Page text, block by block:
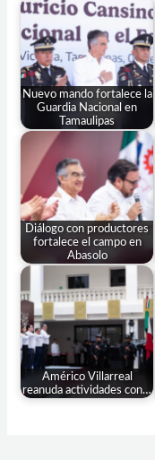
Nuevo mando fortalece la
Guardia Nacional en
Tamaulipas
Diálogo con productores
fortalece el campo en
Abasolo
Américo Villarreal
reanuda actividades con…